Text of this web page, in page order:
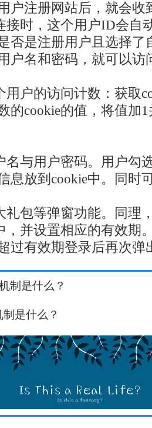
户注册网站后，就会收
接时，这个用户ID会自
否是注册用户且选择了
户名和密码，就可以访
用户的访问计数：获取
的cookie的值，将值加
名与用户密码。用户勾
息放到cookie中。同时
礼包等弹窗功能。同理
，并设置相应的有效期
过有效期登录后再次弹
制是什么？
制是什么？